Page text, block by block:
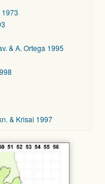
1973
& A. Ortega 1995
& Krisai 1997